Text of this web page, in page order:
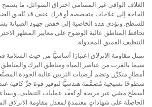
الغلاف الواقي غير المسامي اختراق السوائل، ما
الحاجة إلى علاجات متخصصة أو فرك عنيف قد يُلحق الضرر
للسطح. وتؤدي هذه الخاصية إلى خفض جهود الصيانة
تحافظ المناطق عالية الوضوح على معايير المظهر
التنظيف العميق المجدولة.
تمثل مقاومة الانزلاق اعتبارًا أساسيًّا من حيث السلامة
سيما بالقرب من عناصر المياه ومناطق البرك
أمطارٍ متكرِّر. وتضم أرضيات التزيين عالية الجودة
سطوحًا نسيجية مُصمَّمة هندسيًّا لتوفير قوة جرٍّ كافية
أسطح مشي غير مريحة أو تُعقِّد عمليات التنظيف. ويساعد
الحاصلة على شهاداتٍ معتمدةٍ لمعدل مقاومة الانزلاق